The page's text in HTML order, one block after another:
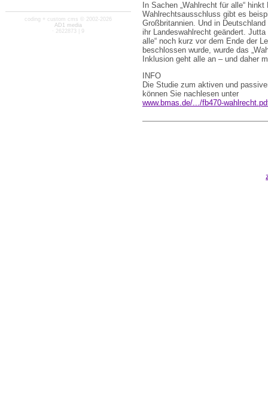
coding + custom cms © 2002-2026
AD1 media
· 2622873 | 9
In Sachen „Wahlrecht für alle“
Wahlrechtsausschluss gibt es
Großbritannien. Und in
ihr Landeswahlrecht geändert.
alle“ noch kurz vor dem Ende der
beschlossen wurde, wurde das
Inklusion geht alle an – und daher
INFO
Die Studie zum aktiven und
können Sie nachlesen unter
www.bmas.de/.../fb470-